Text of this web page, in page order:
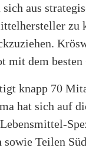
aus
zu
mit dem besten
knapp 70
hat sich auf
Teilen